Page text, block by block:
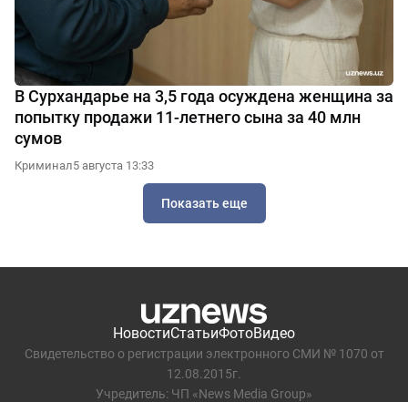
В Сурхандарье на 3,5 года осуждена женщина за
попытку продажи 11-летнего сына за 40 млн
сумов
Криминал5 августа 13:33
Показать еще
НовостиСтатьиФотоВидео
Свидетельство о регистрации электронного СМИ № 1070 от
12.08.2015г.
Учредитель: ЧП «News Media Group»